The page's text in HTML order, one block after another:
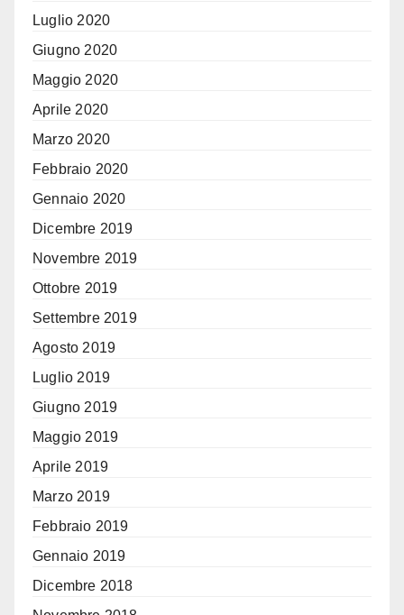
Luglio 2020
Giugno 2020
Maggio 2020
Aprile 2020
Marzo 2020
Febbraio 2020
Gennaio 2020
Dicembre 2019
Novembre 2019
Ottobre 2019
Settembre 2019
Agosto 2019
Luglio 2019
Giugno 2019
Maggio 2019
Aprile 2019
Marzo 2019
Febbraio 2019
Gennaio 2019
Dicembre 2018